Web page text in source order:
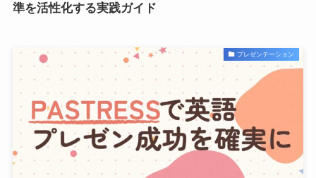
準を活性化する実践ガイド
プレゼンテーション